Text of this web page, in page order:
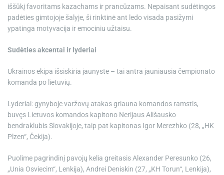
iššūkį favoritams kazachams ir prancūzams. Nepaisant sudėtingos
padėties gimtojoje šalyje, ši rinktinė ant ledo visada pasižymi
ypatinga motyvacija ir emociniu užtaisu.
Sudėties akcentai ir lyderiai
Ukrainos ekipa išsiskiria jaunyste – tai antra jauniausia čempionato
komanda po lietuvių.
Lyderiai: gynyboje varžovų atakas griauna komandos ramstis,
buvęs Lietuvos komandos kapitono Nerijaus Ališausko
bendraklubis Slovakijoje, taip pat kapitonas Igor Merezhko (28, „HK
Plzen“, Čekija).
Puolime pagrindinį pavojų kelia greitasis Alexander Peresunko (26,
„Unia Osviecim“, Lenkija), Andrei Deniskin (27, „KH Torun“, Lenkija),